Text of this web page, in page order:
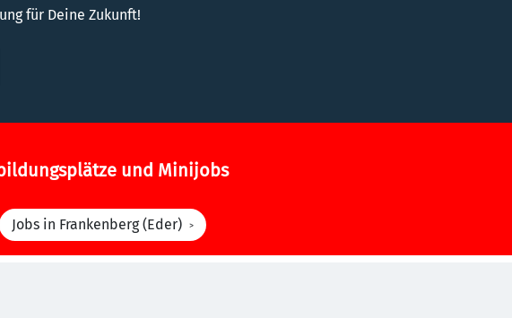
für Deine Zukunft!
und Minijobs
Jobs in Frankenberg (Eder)